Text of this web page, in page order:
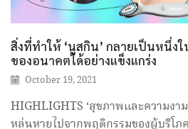
สิ่งที่ทำให้ ‘นูสกิน’ กลายเป็นหนึ่ง
ของอนาคตได้อย่างแข็งแกร่ง
October 19, 2021
HIGHLIGHTS ‘สุขภาพและความงาม
หล่นหายไปจากพฤติกรรมของผู้บริโภ